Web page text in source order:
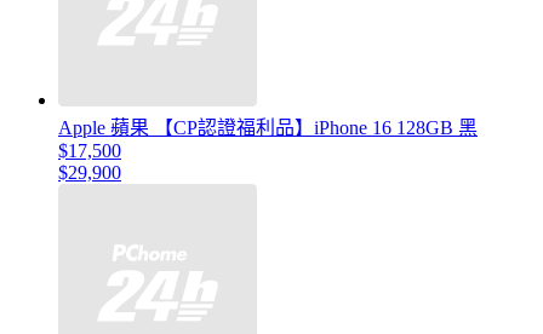
Apple 蘋果 【CP認證福利品】iPhone 16 128GB 黑
$17,500
$29,900